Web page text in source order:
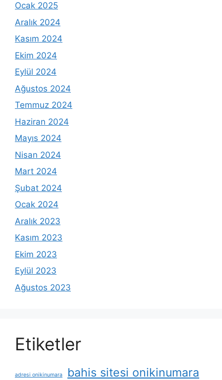
Ocak 2025
Aralık 2024
Kasım 2024
Ekim 2024
Eylül 2024
Ağustos 2024
Temmuz 2024
Haziran 2024
Mayıs 2024
Nisan 2024
Mart 2024
Şubat 2024
Ocak 2024
Aralık 2023
Kasım 2023
Ekim 2023
Eylül 2023
Ağustos 2023
Etiketler
adresi onikinumara bahis sitesi onikinumara